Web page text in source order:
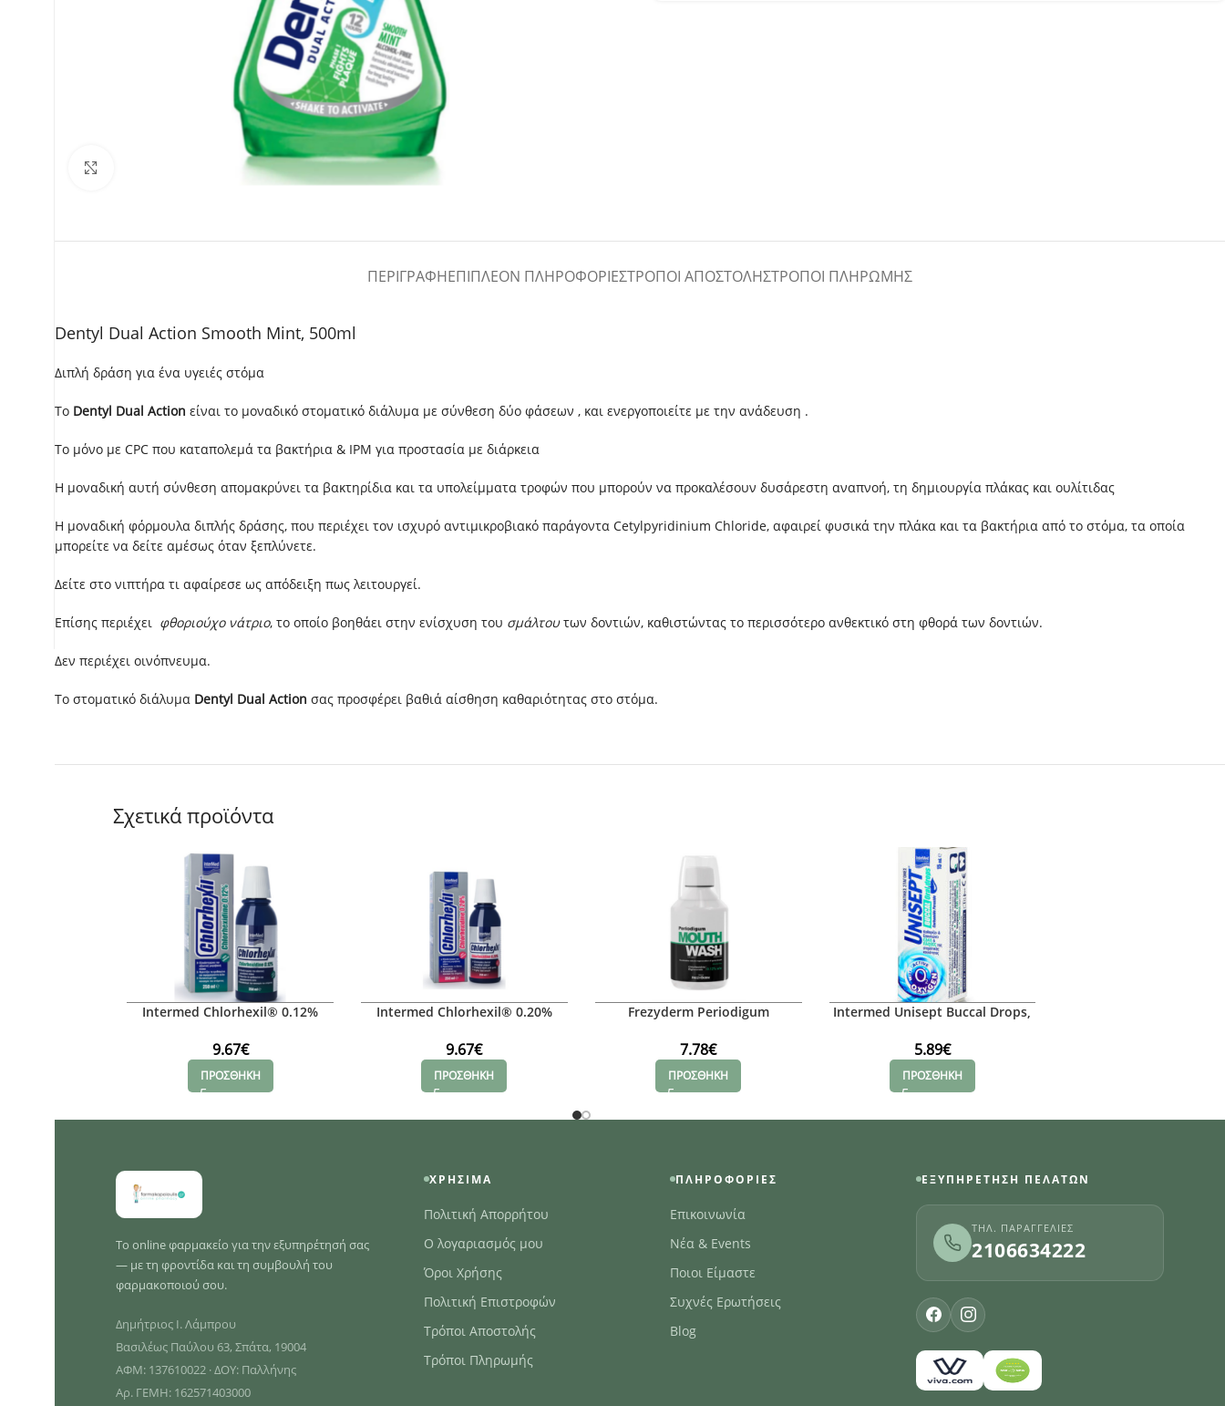
ΠΕΡΙΓΡΑΦΉΕΠΙΠΛΈΟΝ ΠΛΗΡΟΦΟΡΊΕΣΤΡΌΠΟΙ ΑΠΟΣΤΟΛΉΣΤΡΌΠΟΙ ΠΛΗΡΩΜΉΣ
Dentyl Dual Action Smooth Mint, 500ml
Διπλή δράση για ένα υγειές στόμα
Το Dentyl Dual Action είναι το μοναδικό στοματικό διάλυμα με σύνθεση δύο φάσεων , και ενεργοποιείτε με την ανάδευση .
Το μόνο με CPC που καταπολεμά τα βακτήρια & IPM για προστασία με διάρκεια
Η μοναδική αυτή σύνθεση απομακρύνει τα βακτηρίδια και τα υπολείμματα τροφών που μπορούν να προκαλέσουν δυσάρεστη αναπνοή, τη δημιουργία πλάκας και ουλίτιδας
Η μοναδική φόρμουλα διπλής δράσης, που περιέχει τον ισχυρό αντιμικροβιακό παράγοντα Cetylpyridinium Chloride, αφαιρεί φυσικά την πλάκα και τα βακτήρια από το στόμα, τα οποία
μπορείτε να δείτε αμέσως όταν ξεπλύνετε.
Δείτε στο νιπτήρα τι αφαίρεσε ως απόδειξη πως λειτουργεί.
Επίσης περιέχει φθοριούχο νάτριο, το οποίο βοηθάει στην ενίσχυση του σμάλτουτων δοντιών, καθιστώντας το περισσότερο ανθεκτικό στη φθορά των δοντιών.
Δεν περιέχει οινόπνευμα.
Το στοματικό διάλυμα Dentyl Dual Action σας προσφέρει βαθιά αίσθηση καθαριότητας στο στόμα.
Σχετικά προϊόντα
Intermed Chlorhexil® 0.12%
9.67€
ΠΡΟΣΘΗΚΗ
Intermed Chlorhexil® 0.20%
9.67€
ΠΡΟΣΘΗΚΗ
Frezyderm Periodigum
7.78€
ΠΡΟΣΘΗΚΗ
Intermed Unisept Buccal Drops,
5.89€
ΠΡΟΣΘΗΚΗ
Το online φαρμακείο για την εξυπηρέτησή σας
— με τη φροντίδα και τη συμβουλή του
φαρμακοποιού σου.
Δημήτριος Ι. Λάμπρου
Βασιλέως Παύλου 63, Σπάτα, 19004
ΑΦΜ: 137610022 · ΔΟΥ: Παλλήνης
Αρ. ΓΕΜΗ: 162571403000
ΧΡΉΣΙΜΑ
Πολιτική Απορρήτου
Ο λογαριασμός μου
Όροι Χρήσης
Πολιτική Επιστροφών
Τρόποι Αποστολής
Τρόποι Πληρωμής
ΠΛΗΡΟΦΟΡΊΕΣ
Επικοινωνία
Νέα & Events
Ποιοι Είμαστε
Συχνές Ερωτήσεις
Blog
ΕΞΥΠΗΡΈΤΗΣΗ ΠΕΛΑΤΏΝ
ΤΗΛ. ΠΑΡΑΓΓΕΛΊΕΣ
2106634222